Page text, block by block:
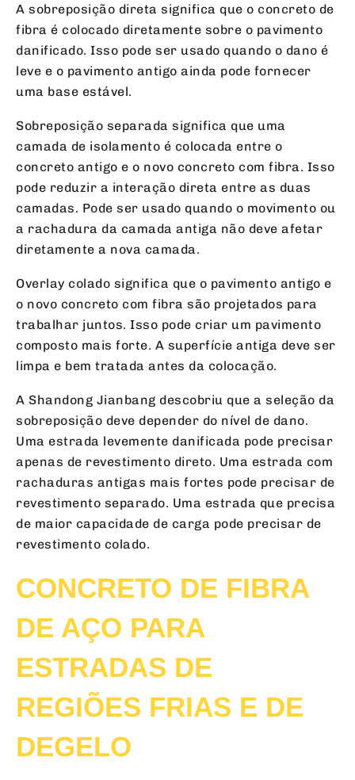
A sobreposição direta significa que o concreto de
fibra é colocado diretamente sobre o pavimento
danificado. Isso pode ser usado quando o dano é
leve e o pavimento antigo ainda pode fornecer
uma base estável.
Sobreposição separada significa que uma
camada de isolamento é colocada entre o
concreto antigo e o novo concreto com fibra. Isso
pode reduzir a interação direta entre as duas
camadas. Pode ser usado quando o movimento ou
a rachadura da camada antiga não deve afetar
diretamente a nova camada.
Overlay colado significa que o pavimento antigo e
o novo concreto com fibra são projetados para
trabalhar juntos. Isso pode criar um pavimento
composto mais forte. A superfície antiga deve ser
limpa e bem tratada antes da colocação.
A Shandong Jianbang descobriu que a seleção da
sobreposição deve depender do nível de dano.
Uma estrada levemente danificada pode precisar
apenas de revestimento direto. Uma estrada com
rachaduras antigas mais fortes pode precisar de
revestimento separado. Uma estrada que precisa
de maior capacidade de carga pode precisar de
revestimento colado.
CONCRETO DE FIBRA
DE AÇO PARA
ESTRADAS DE
REGIÕES FRIAS E DE
DEGELO